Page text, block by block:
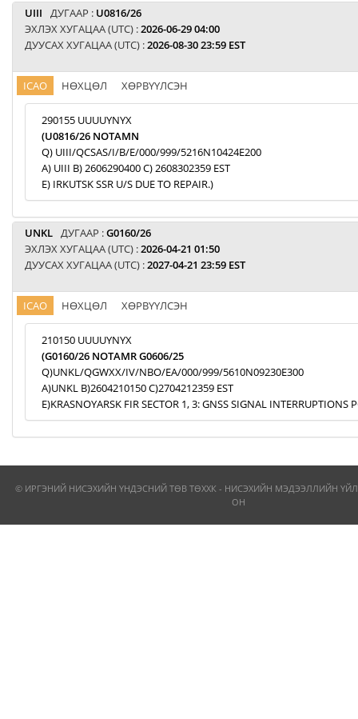
UIII ДУГААР : U0816/26
ЭХЛЭХ ХУГАЦАА (UTC) :2026-06-29 04:00
ДУУСАХ ХУГАЦАА (UTC) :2026-08-30 23:59 EST
ICAO НӨХЦӨЛ ХӨРВҮҮЛСЭН
290155 UUUUYNYX
(U0816/26 NOTAMN
Q) UIII/QCSAS/I/B/E/000/999/5216N10424E200
A) UIII B) 2606290400 C) 2608302359 EST
E) IRKUTSK SSR U/S DUE TO REPAIR.)
UNKL ДУГААР :G0160/26
ЭХЛЭХ ХУГАЦАА (UTC) :2026-04-21 01:50
ДУУСАХ ХУГАЦАА (UTC) :2027-04-21 23:59 EST
ICAO НӨХЦӨЛ ХӨРВҮҮЛСЭН
210150 UUUUYNYX
(G0160/26 NOTAMR G0606/25
Q)UNKL/QGWXX/IV/NBO/EA/000/999/5610N09230E300
A)UNKL B)2604210150 C)2704212359 EST
E)KRASNOYARSK FIR SECTOR 1, 3: GNSS SIGNAL INTERRUPTIONS
© ИРГЭНИЙ НИСЭХИЙН ҮНДЭСНИЙ ТӨВ ТӨХХК - НИСЭХИЙН МЭДЭЭЛЛИЙН
ОН